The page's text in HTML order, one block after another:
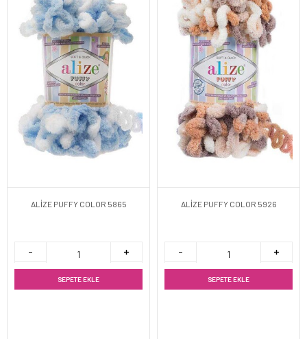
ALİZE PUFFY COLOR 5865
SEPETE EKLE
ALİZE PUFFY COLOR 5926
SEPETE EKLE